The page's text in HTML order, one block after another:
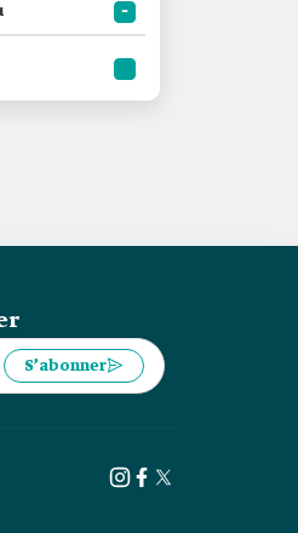
S’abonner